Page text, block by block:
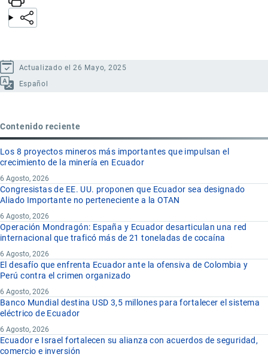
Actualizado el 26 Mayo, 2025
Español
Contenido reciente
Los 8 proyectos mineros más importantes que impulsan el
crecimiento de la minería en Ecuador
6 Agosto, 2026
Congresistas de EE. UU. proponen que Ecuador sea designado
Aliado Importante no perteneciente a la OTAN
6 Agosto, 2026
Operación Mondragón: España y Ecuador desarticulan una red
internacional que traficó más de 21 toneladas de cocaína
6 Agosto, 2026
El desafío que enfrenta Ecuador ante la ofensiva de Colombia y
Perú contra el crimen organizado
6 Agosto, 2026
Banco Mundial destina USD 3,5 millones para fortalecer el sistema
eléctrico de Ecuador
6 Agosto, 2026
Ecuador e Israel fortalecen su alianza con acuerdos de seguridad,
comercio e inversión